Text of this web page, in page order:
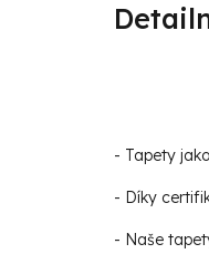
- Tapety
- Díky
- Naše